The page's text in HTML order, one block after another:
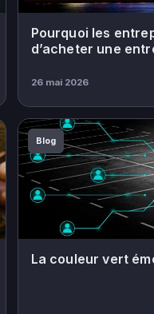
Pourquoi les
d’acheter une
26 mai 2026
Blog
La couleur vert